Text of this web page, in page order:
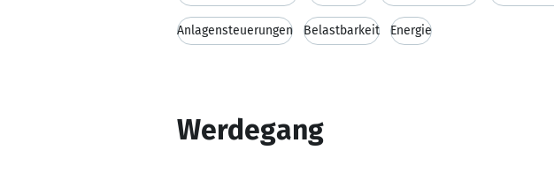
Anlagensteuerungen Belastbarkeit Energie
Werdegang